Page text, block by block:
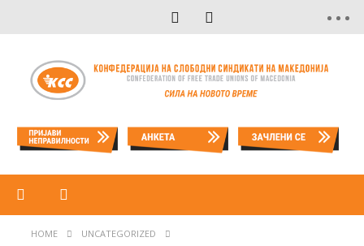
HOME UNCATEGORIZED